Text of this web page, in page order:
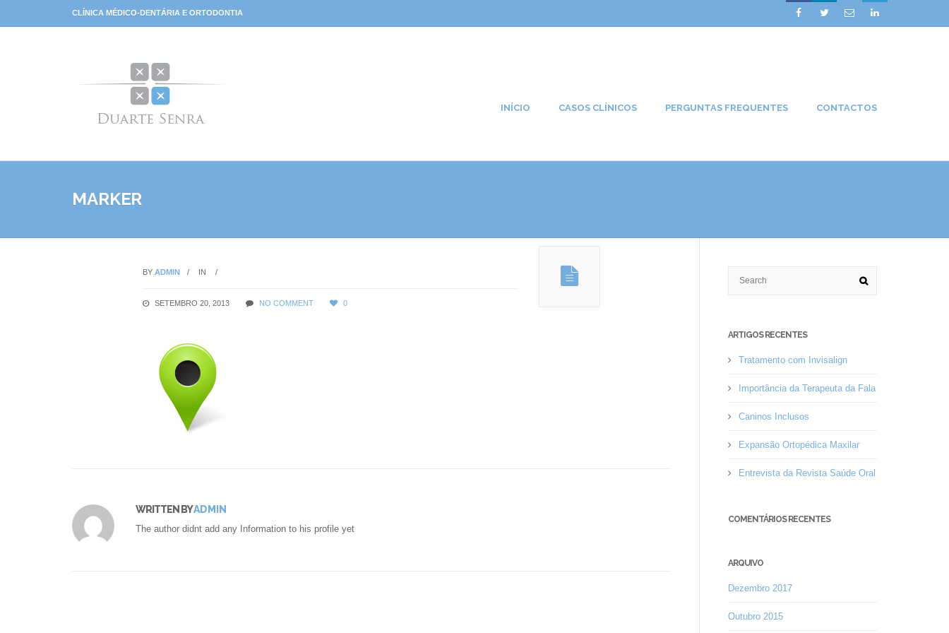
CLÍNICA MÉDICO-DENTÁRIA E ORTODONTIA    
INÍCIO CASOS CLÍNICOS PERGUNTAS FREQUENTES CONTACTOS
MARKER
BY ADMIN IN
SETEMBRO 20, 2013 NO COMMENT 0
WRITTEN BYADMIN
The author didnt add any Information to his profile yet
ARTIGOS RECENTES
Tratamento com Invisalign
Importância da Terapeuta da Fala
Caninos Inclusos
Expansão Ortopédica Maxilar
Entrevista da Revista Saúde Oral
COMENTÁRIOS RECENTES
ARQUIVO
Dezembro 2017
Outubro 2015